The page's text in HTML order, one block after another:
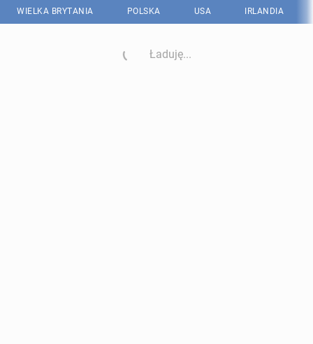
WIELKA BRYTANIA POLSKA USA IRLANDIA
Ładuję...